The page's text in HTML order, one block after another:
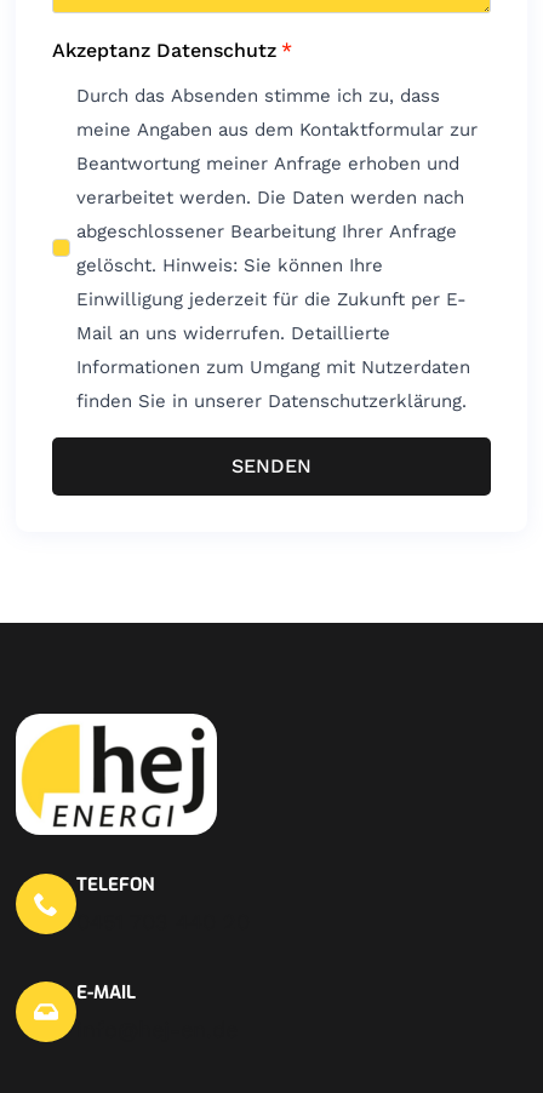
Akzeptanz Datenschutz *
Durch das Absenden stimme ich zu, dass
meine Angaben aus dem Kontaktformular zur
Beantwortung meiner Anfrage erhoben und
verarbeitet werden. Die Daten werden nach
abgeschlossener Bearbeitung Ihrer Anfrage
gelöscht. Hinweis: Sie können Ihre
Einwilligung jederzeit für die Zukunft per E-
Mail an uns widerrufen. Detaillierte
Informationen zum Umgang mit Nutzerdaten
finden Sie in unserer Datenschutzerklärung.
SENDEN
TELEFON
E-MAIL